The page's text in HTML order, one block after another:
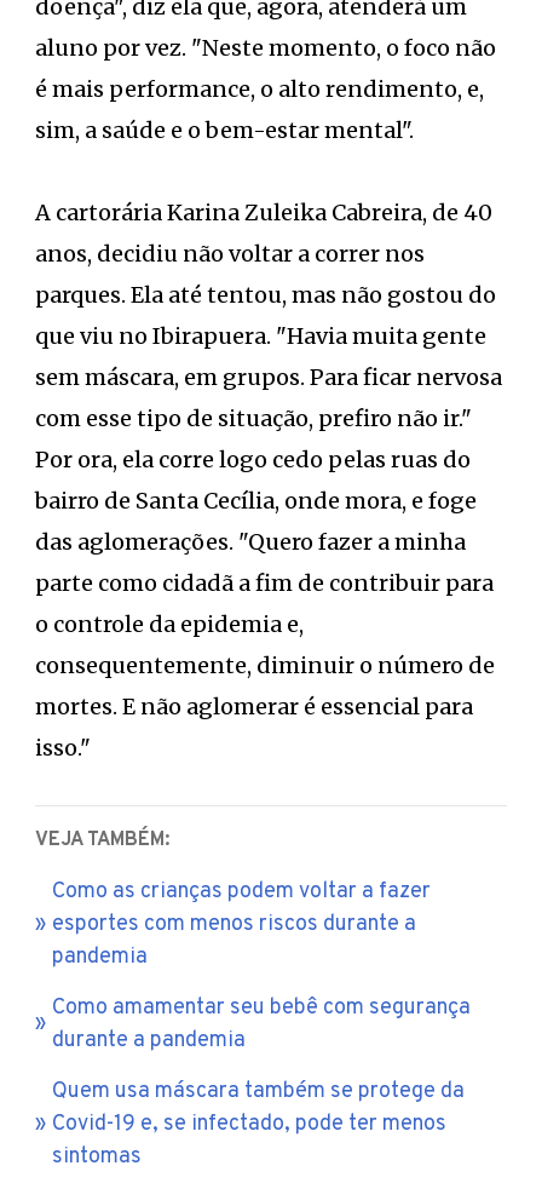
doença", diz ela que, agora, atenderá um
aluno por vez. "Neste momento, o foco não
é mais performance, o alto rendimento, e,
sim, a saúde e o bem-estar mental".
A cartorária Karina Zuleika Cabreira, de 40
anos, decidiu não voltar a correr nos
parques. Ela até tentou, mas não gostou do
que viu no Ibirapuera. "Havia muita gente
sem máscara, em grupos. Para ficar nervosa
com esse tipo de situação, prefiro não ir."
Por ora, ela corre logo cedo pelas ruas do
bairro de Santa Cecília, onde mora, e foge
das aglomerações. "Quero fazer a minha
parte como cidadã a fim de contribuir para
o controle da epidemia e,
consequentemente, diminuir o número de
mortes. E não aglomerar é essencial para
isso."
VEJA TAMBÉM:
Como as crianças podem voltar a fazer
esportes com menos riscos durante a
pandemia
Como amamentar seu bebê com segurança
durante a pandemia
Quem usa máscara também se protege da
Covid-19 e, se infectado, pode ter menos
sintomas